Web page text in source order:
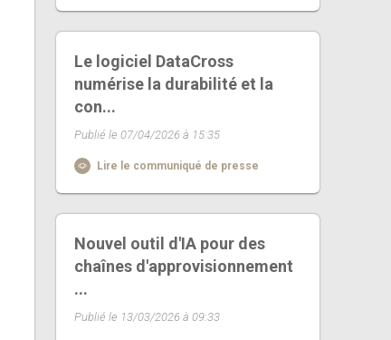
Le logiciel DataCross
numérise la durabilité et la
con...
Publié le 07/04/2026 à 15:35
Lire le communiqué de presse
Nouvel outil d'IA pour des
chaînes d'approvisionnement
...
Publié le 13/03/2026 à 09:33